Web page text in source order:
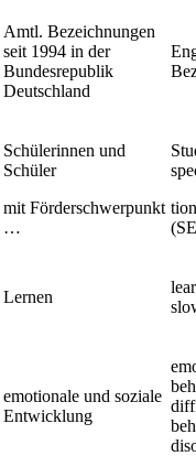
Amtl. Bezeichnungen
seit 1994 in der
Bundesrepublik
Deutschland
Schülerinnen und
Schüler
mit Förderschwerpunkt
…
Lernen
emotionale und soziale
Entwicklung